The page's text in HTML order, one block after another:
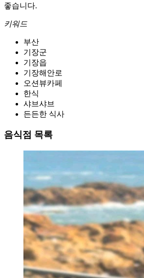
좋습니다.
키워드
부산
기장군
기장읍
기장해안로
오션뷰카페
한식
샤브샤브
든든한 식사
음식점 목록